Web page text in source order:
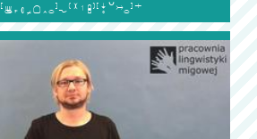
